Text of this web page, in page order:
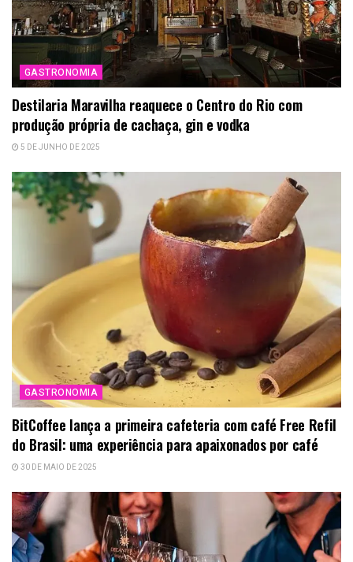
GASTRONOMIA
Destilaria Maravilha reaquece o Centro do Rio com
produção própria de cachaça, gin e vodka
5 DE JUNHO DE 2025
GASTRONOMIA
BitCoffee lança a primeira cafeteria com café Free Refil
do Brasil: uma experiência para apaixonados por café
30 DE MAIO DE 2025